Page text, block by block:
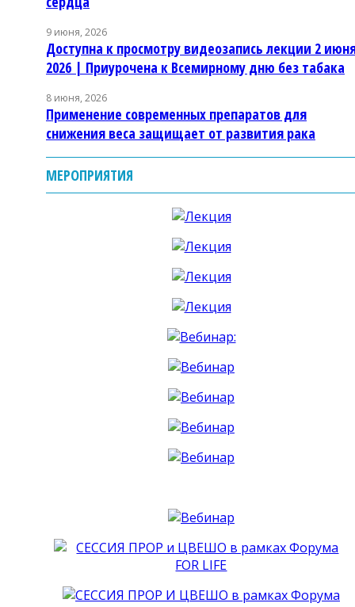
9 июня, 2026
Доступна к просмотру видеозапись лекции 2
2026 | Приурочена к Всемирному дню без табака
8 июня, 2026
Применение современных препаратов для
снижения веса защищает от развития рака
МЕРОПРИЯТИЯ